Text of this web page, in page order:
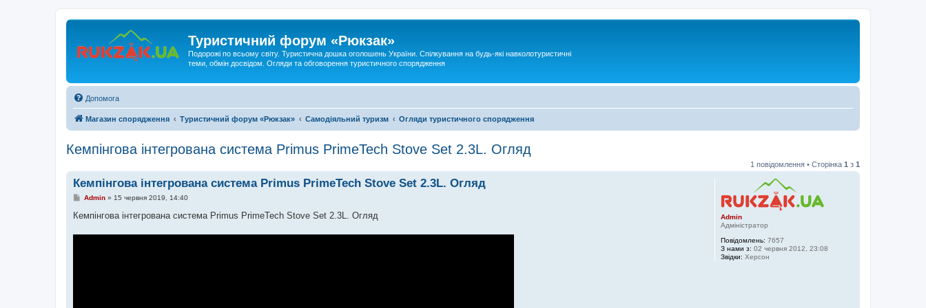
Туристичний форум «Рюкзак»
Подорожі по всьому світу. Туристична дошка оголошень України. Спілкування на будь-які навколотуристичні
теми, обмін досвідом. Огляди та обговорення туристичного спорядження
Допомога
Магазин спорядження Туристичний форум «Рюкзак» Самодіяльний туризм Огляди туристичного спорядження
Кемпінгова інтегрована система Primus PrimeTech Stove Set 2.3L. Огляд
1 повідомлення • Сторінка 1 з 1
Admin
Адміністратор
Повідомлень: 7657
З нами з: 02 червня 2012, 23:08
Звідки: Херсон
Кемпінгова інтегрована система Primus PrimeTech Stove Set 2.3L. Огляд
П
в
Admin» 15 червня 2019, 14:40
Кемпінгова інтегрована система Primus PrimeTech Stove Set 2.3L. Огляд